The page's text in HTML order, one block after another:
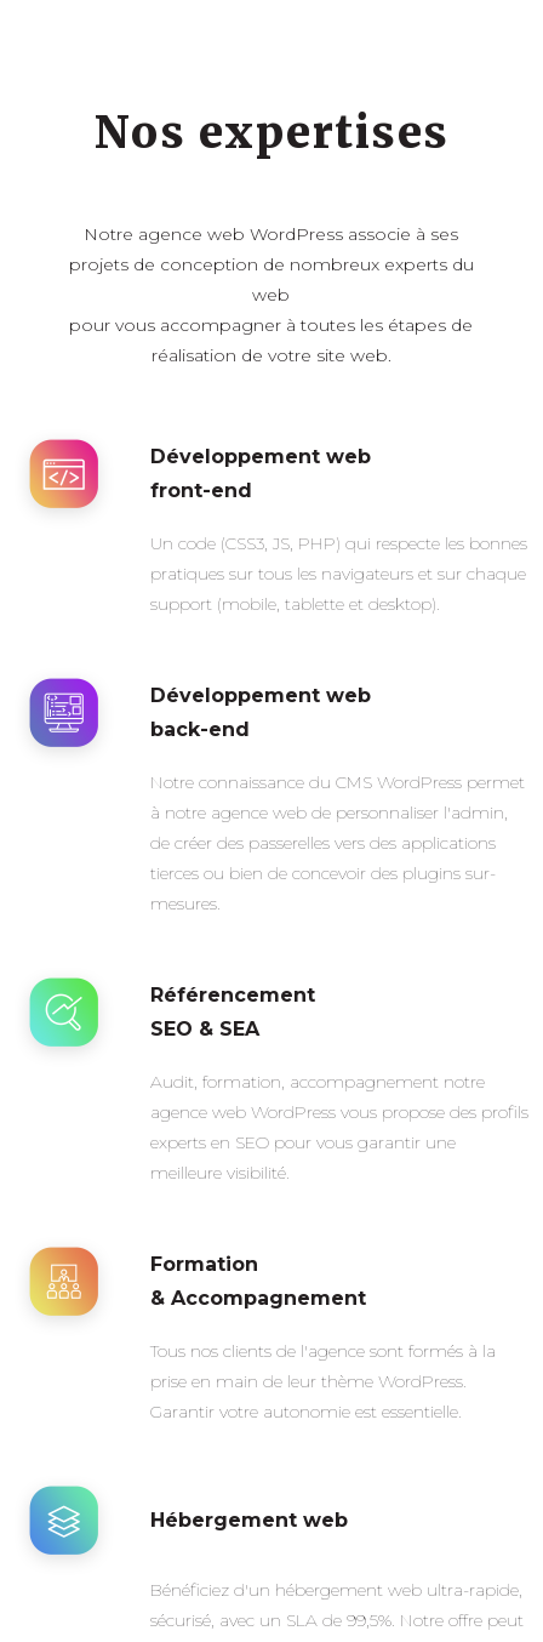
Nos expertises
Notre agence web WordPress associe à ses
projets de conception de nombreux experts du
web
pour vous accompagner à toutes les étapes de
réalisation de votre site web.
Développement web
front-end
Un code (CSS3, JS, PHP) qui respecte les bonnes
pratiques sur tous les navigateurs et sur chaque
support (mobile, tablette et desktop).
Développement web
back-end
Notre connaissance du CMS WordPress permet
à notre agence web de personnaliser l'admin,
de créer des passerelles vers des applications
tierces ou bien de concevoir des plugins sur-
mesures.
Référencement
SEO & SEA
Audit, formation, accompagnement notre
agence web WordPress vous propose des profils
experts en SEO pour vous garantir une
meilleure visibilité.
Formation
& Accompagnement
Tous nos clients de l'agence sont formés à la
prise en main de leur thème WordPress.
Garantir votre autonomie est essentielle.
Hébergement web
Bénéficiez d'un hébergement web ultra-rapide,
sécurisé, avec un SLA de 99,5%. Notre offre peut